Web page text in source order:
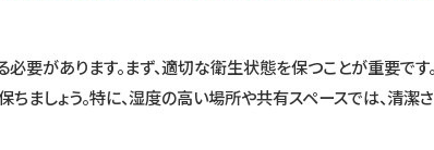
要があります。まず、適切な衛生状態を保つことが重要です
ましょう。特に、湿度の高い場所や共有スペースでは、清潔